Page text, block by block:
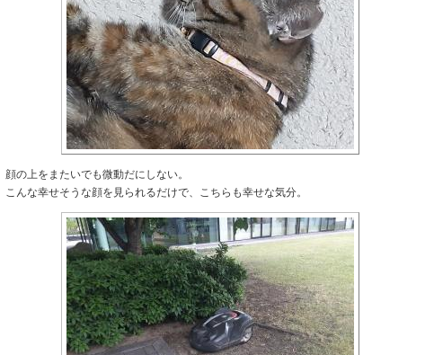
顔の上をまたいでも微動だにしない。
こんな幸せそうな顔を見られるだけで、こちらも幸せな気分。